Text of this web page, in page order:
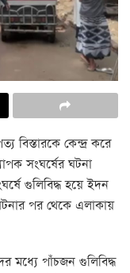
বিস্তারকে কেন্দ্র করে
সংঘর্ষের ঘটনা
গুলিবিদ্ধ হয়ে ইদন
পর থেকে এলাকায়
পাঁচজন গুলিবিদ্ধ